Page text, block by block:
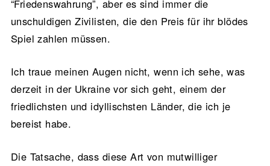
“Friedenswahrung”, aber es sind immer die
unschuldigen Zivilisten, die den Preis für ihr blödes
Spiel zahlen müssen.
Ich traue meinen Augen nicht, wenn ich sehe, was
derzeit in der Ukraine vor sich geht, einem der
friedlichsten und idyllischsten Länder, die ich je
bereist habe.
Die Tatsache, dass diese Art von mutwilliger